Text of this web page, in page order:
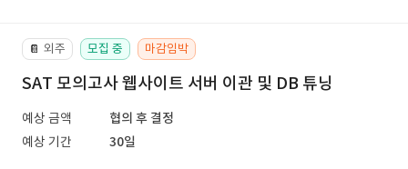
📔 외주 모집 중 마감임박
SAT 모의고사 웹사이트 서버 이관 및 DB 튜닝
예상 금액
협의 후 결정
예상 기간
30일